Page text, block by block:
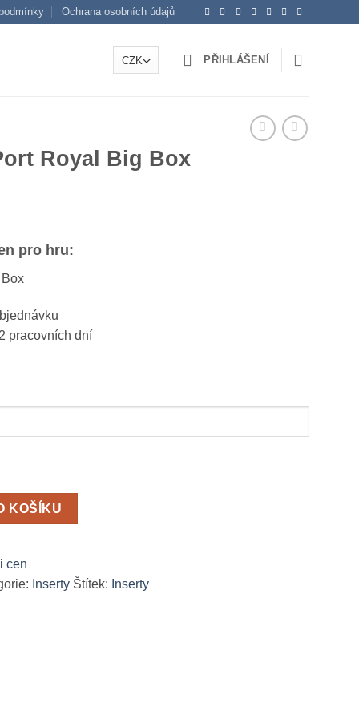
Ochrana osobních údajů
PŘIHLÁŠENÍ
Royal Big Box
pro hru:
pracovních dní
KOŠÍKU
cen
Inserty Štítek: Inserty